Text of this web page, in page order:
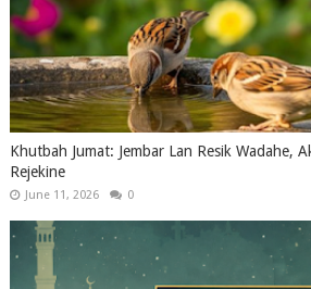
Khutbah Jumat: Jembar Lan Resik Wadahe,
Rejekine
June 11, 2026 0